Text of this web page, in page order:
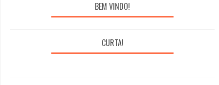
BEM VINDO!
CURTA!